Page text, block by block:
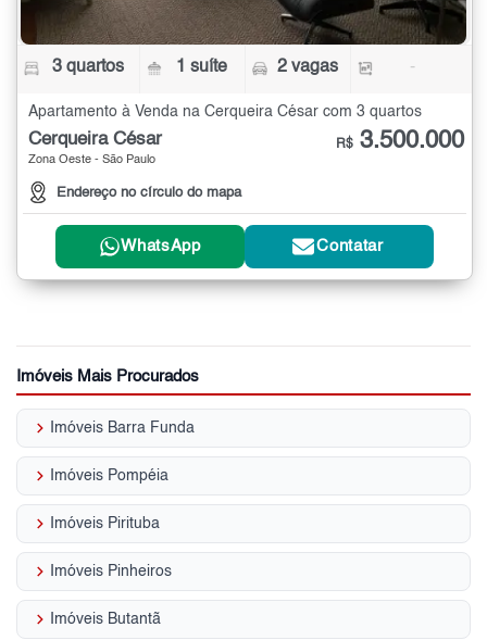
3 quartos 1 suíte 2 vagas -
Apartamento à Venda na Cerqueira César com 3 quartos
Cerqueira César
Zona Oeste - São Paulo
Endereço no círculo do mapa
R$ 3.500.000
WhatsApp Contatar
Imóveis Mais Procurados
keyboard_arrow_right Imóveis Barra Funda
keyboard_arrow_right Imóveis Pompéia
keyboard_arrow_right Imóveis Pirituba
keyboard_arrow_right Imóveis Pinheiros
keyboard_arrow_right Imóveis Butantã